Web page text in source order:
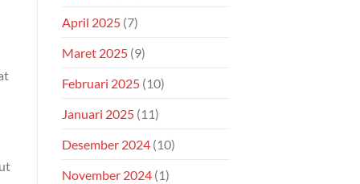
April 2025 (7)
Maret 2025 (9)
Februari 2025 (10)
Januari 2025 (11)
Desember 2024 (10)
November 2024 (1)